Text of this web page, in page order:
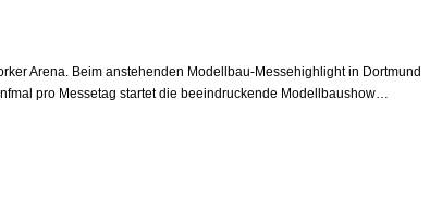
Arena. Beim anstehenden Modellbau-Messehighlight in Dortmund
pro Messetag startet die beeindruckende Modellbaushow…